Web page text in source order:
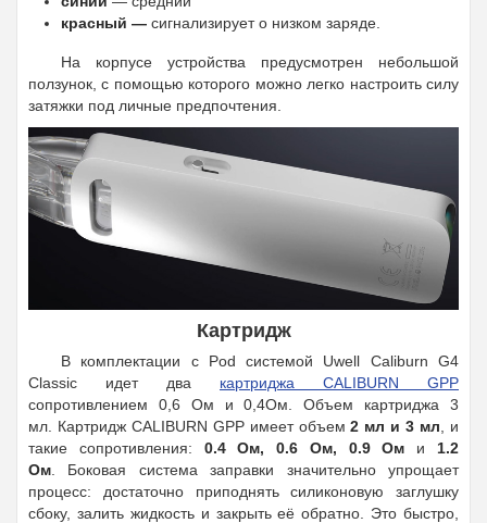
красный — сигнализирует о низком заряде.
На корпусе устройства предусмотрен небольшой
ползунок, с помощью которого можно легко настроить силу
затяжки под личные предпочтения.
Картридж
В комплектации с Pod системой Uwell Caliburn G4
Classic идет два картриджа CALIBURN GPP
сопротивлением 0,6 Ом и 0,4Ом. Объем картриджа 3
мл. Картридж CALIBURN GPP имеет объем2 мл и 3 мл , и
такие сопротивления: 0.4 Ом, 0.6 Ом, 0.9 Ом и 1.2
Ом . Боковая система заправки значительно упрощает
процесс: достаточно приподнять силиконовую заглушку
сбоку, залить жидкость и закрыть её обратно. Это быстро,